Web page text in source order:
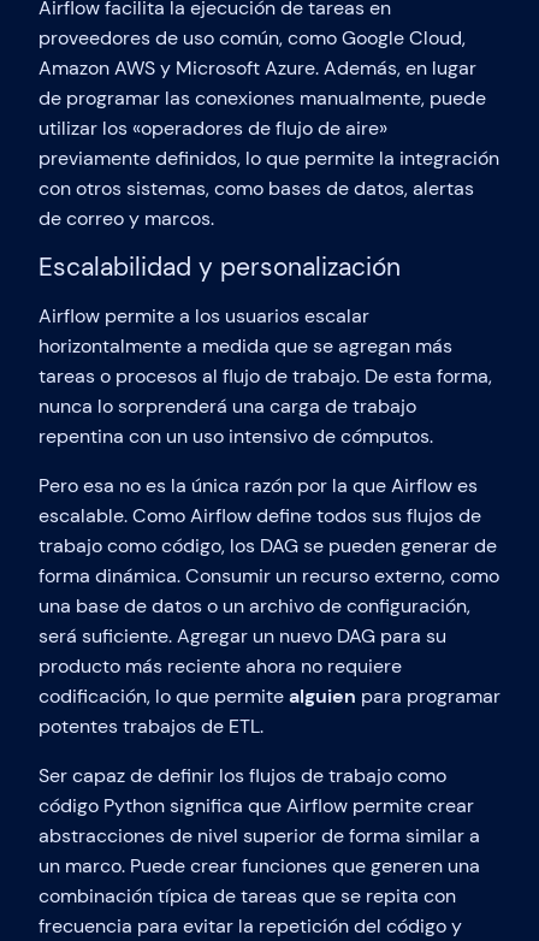
Airflow facilita la ejecución de tareas en
proveedores de uso común, como Google Cloud,
Amazon AWS y Microsoft Azure. Además, en lugar
de programar las conexiones manualmente, puede
utilizar los «operadores de flujo de aire»
previamente definidos, lo que permite la integración
con otros sistemas, como bases de datos, alertas
de correo y marcos.
Escalabilidad y personalización
Airflow permite a los usuarios escalar
horizontalmente a medida que se agregan más
tareas o procesos al flujo de trabajo. De esta forma,
nunca lo sorprenderá una carga de trabajo
repentina con un uso intensivo de cómputos.
Pero esa no es la única razón por la que Airflow es
escalable. Como Airflow define todos sus flujos de
trabajo como código, los DAG se pueden generar de
forma dinámica. Consumir un recurso externo, como
una base de datos o un archivo de configuración,
será suficiente. Agregar un nuevo DAG para su
producto más reciente ahora no requiere
codificación, lo que permitealguien para programar
potentes trabajos de ETL.
Ser capaz de definir los flujos de trabajo como
código Python significa que Airflow permite crear
abstracciones de nivel superior de forma similar a
un marco. Puede crear funciones que generen una
combinación típica de tareas que se repita con
frecuencia para evitar la repetición del código y